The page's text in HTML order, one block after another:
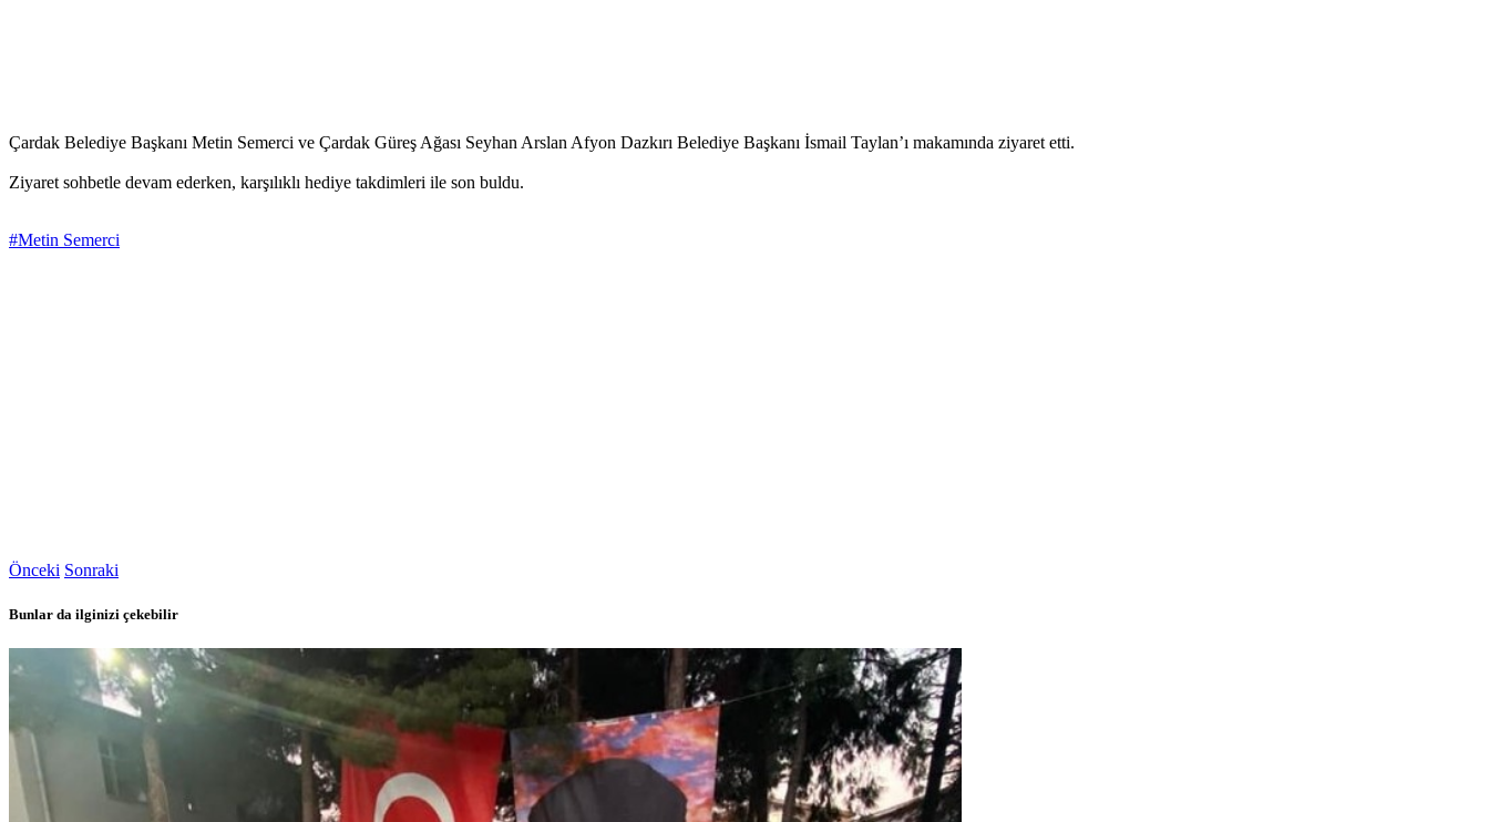
Çardak Belediye Başkanı Metin Semerci ve Çardak Güreş Ağası Seyhan Arslan Afyon Dazkırı Belediye Başkanı İsmail Taylan’ı makamında ziyaret etti.
Ziyaret sohbetle devam ederken, karşılıklı hediye takdimleri ile son buldu.
#Metin Semerci
Önceki Sonraki
Bunlar da ilginizi çekebilir